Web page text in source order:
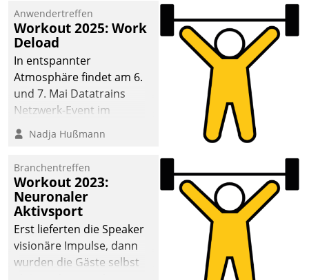
Anwendertreffen
Workout 2025: Work
Deload
In entspannter
Atmosphäre findet am 6.
und 7. Mai Datatrains
Netzwerk-Event im
Kunden- und Partnerkreis
statt. Zentrale Frage: Wie
Mammutprojekte
meistern und Workloads
wuppen – bei zunehmend
anspruchsvollen
Aufgaben und
abnehmendem
Nadja Hußmann
Branchentreffen
Workout 2023:
Neuronaler
Aktivsport
Erst lieferten die Speaker
visionäre Impulse, dann
wurden die Gäste selbst